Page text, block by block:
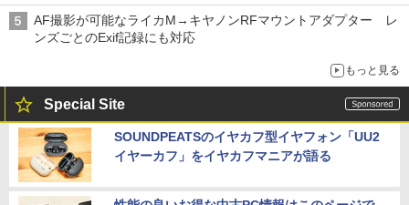
AF撮影が可能なライカM→キヤノンRFマウントアダプター レ
ンズごとのExif記録にも対応
もっと見る
Special Site
SOUNDPEATSのイヤカフ型イヤフォン「UU2
イヤーカフ」をイヤカフマニアが語る